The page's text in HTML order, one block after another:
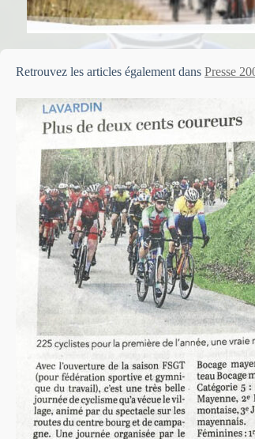
Retrouvez les articles également dans Presse